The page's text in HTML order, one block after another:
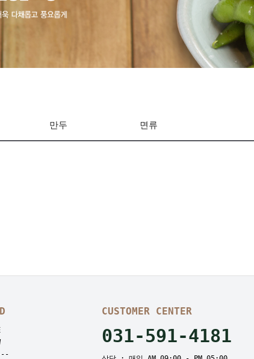
만두 면류
CUSTOMER CENTER
031-591-4181